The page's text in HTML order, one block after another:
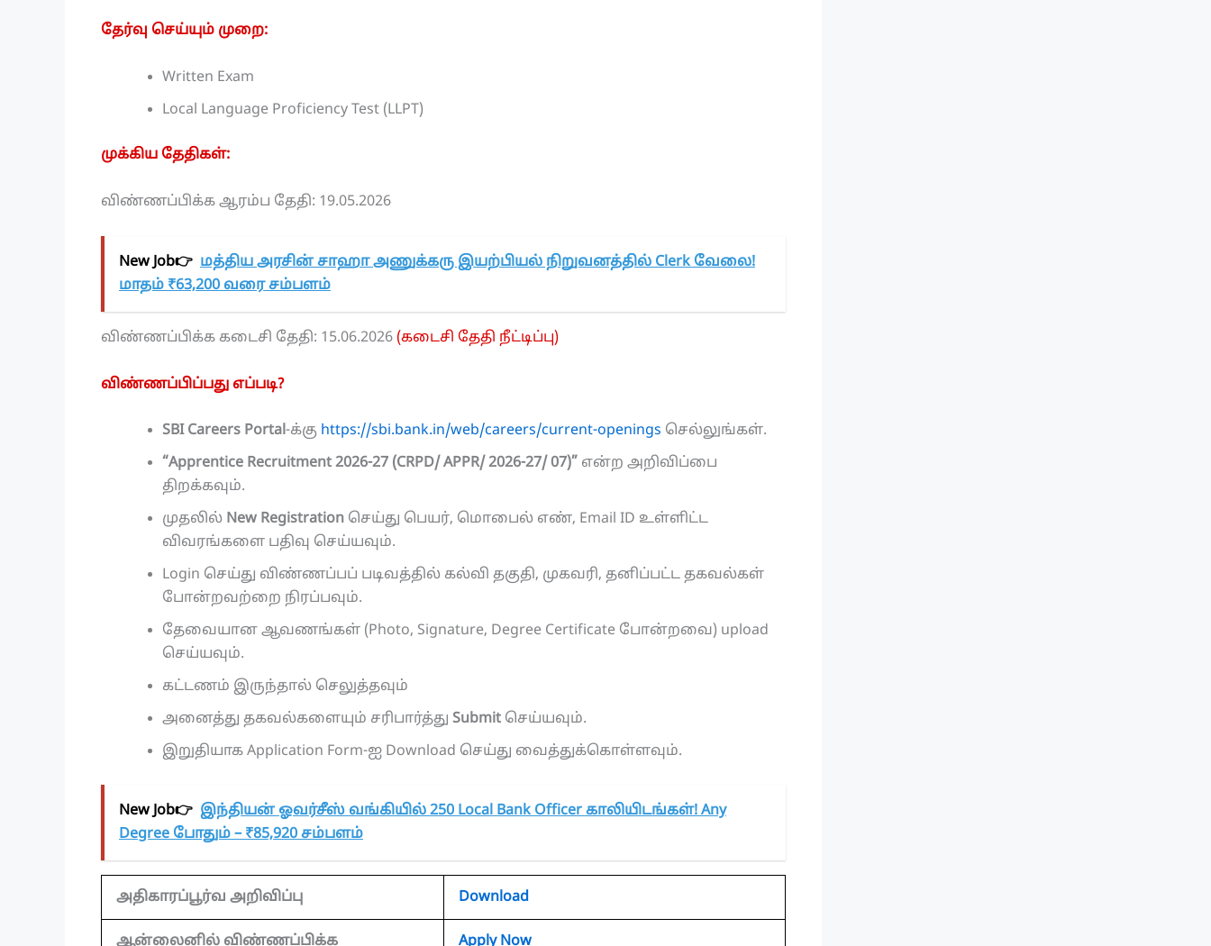
தேர்வு செய்யும் முறை:
Written Exam
Local Language Proficiency Test (LLPT)
முக்கிய தேதிகள்:
விண்ணப்பிக்க ஆரம்ப தேதி: 19.05.2026
New Job👉 மத்திய அரசின் சாஹா அணுக்கரு இயற்பியல் நிறுவனத்தில் Clerk வேலை!
மாதம் ₹63,200 வரை சம்பளம்
விண்ணப்பிக்க கடைசி தேதி: 15.06.2026 (கடைசி தேதி நீட்டிப்பு)
விண்ணப்பிப்பது எப்படி?
SBI Careers Portal-க்கு https://sbi.bank.in/web/careers/current-openings செல்லுங்கள்.
“Apprentice Recruitment 2026-27 (CRPD/ APPR/ 2026-27/ 07)” என்ற அறிவிப்பை
திறக்கவும்.
முதலில் New Registration செய்து பெயர், மொபைல் எண், Email ID உள்ளிட்ட
விவரங்களை பதிவு செய்யவும்.
Login செய்து விண்ணப்பப் படிவத்தில் கல்வி தகுதி, முகவரி, தனிப்பட்ட தகவல்கள்
போன்றவற்றை நிரப்பவும்.
தேவையான ஆவணங்கள் (Photo, Signature, Degree Certificate போன்றவை) upload
செய்யவும்.
கட்டணம் இருந்தால் செலுத்தவும்
அனைத்து தகவல்களையும் சரிபார்த்து Submit செய்யவும்.
இறுதியாக Application Form-ஐ Download செய்து வைத்துக்கொள்ளவும்.
New Job👉 இந்தியன் ஓவர்சீஸ் வங்கியில் 250 Local Bank Officer காலியிடங்கள்! Any
Degree போதும் – ₹85,920 சம்பளம்
அதிகாரப்பூர்வ அறிவிப்பு Download
ஆன்லைனில் விண்ணப்பிக்க Apply Now